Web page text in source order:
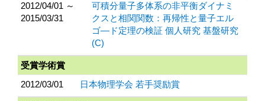
2012/04/01 ～
2015/03/31
可積分量子多体系の非平衡ダイナミ
クスと相関関数：再帰性と量子エル
ゴ―ド定理の検証 個人研究 基盤研究
(C)
受賞学術賞
2012/03/01
日本物理学会 若手奨励賞